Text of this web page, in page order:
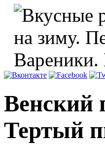
Венский
Тертый